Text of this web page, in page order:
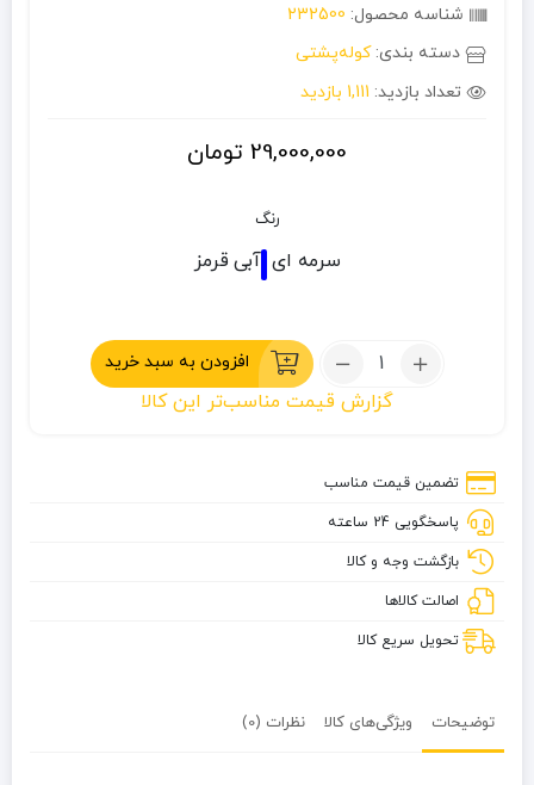
شناسه محصول: 232500
دسته بندی:کوله‌پشتی
تعداد بازدید: 1,111 بازدید
29,000,000 تومان
رنگ
سرمه ای آبی قرمز
تعداد:
پشتی
دیوتر
مدل
Aircomfort
افزودن به سبد خرید
گزارش قیمت مناسب‌تر این کالا
تضمین قیمت مناسب
پاسخگویی 24 ساعته
بازگشت وجه و کالا
اصالت کالاها
تحویل سریع کالا
توضیحات ویژگی‌های کالا نظرات (0)